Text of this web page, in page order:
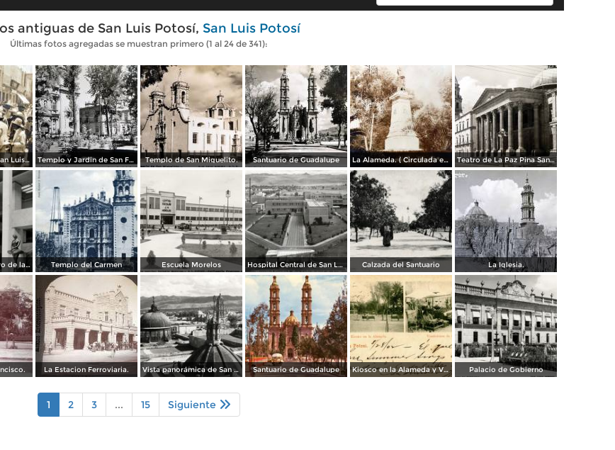
antiguas de San Luis Potosí, San Luis Potosí
Últimas fotos agregadas se muestran primero (1 al 24 de 341):
Un mitin politico San Luis Potosí 8 de Mayo de 1921 Templo y Jardin de San Francisco. Templo de San Miguelito. Santuario de Guadalupe La Alameda. ( Circulada el 11 de Septiembre de 1923 ). Teatro de La Paz Pina San Luis Potosí.
Vestíbulo del Teatro de la Paz Templo del Carmen Escuela Morelos Hospital Central de San Luis Potosí Calzada del Santuario La Iglesia.
La Estacion Ferroviaria. Vista panorámica de San Luis Potosí Santuario de Guadalupe Kiosco en la Alameda y Vendedores de Frutas Palacio de Gobierno
1 2 3 ... 15 Siguiente